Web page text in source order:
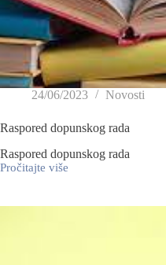
24/06/2023 Novosti
Raspored dopunskog rada
Raspored dopunskog rada
Pročitajte više